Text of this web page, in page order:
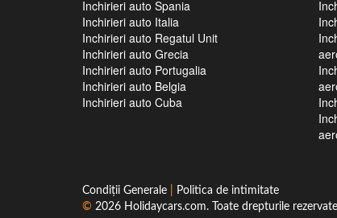
Inchirieri auto Spania
Inchirieri auto Italia
Inchirieri auto Regatul Unit
Inchirieri auto Grecia
Inchirieri auto Portugalia
Inchirieri auto Belgia
Inchirieri auto Cuba
Condiţii Generale
Politica de intimitate
© 2026 Holidaycars.com. Toate drepturile